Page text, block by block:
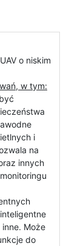
o niskim
w tym:
i
na
innych
Może
do